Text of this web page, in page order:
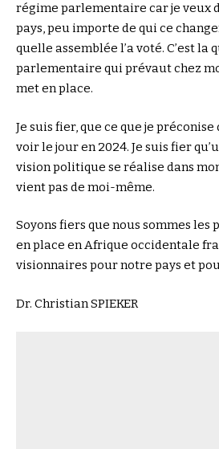
régime parlementaire car je veux
pays, peu importe de qui ce
quelle assemblée l’a voté. C’est
parlementaire qui prévaut chez
met en place.
Je suis fier, que ce que je
voir le jour en 2024. Je suis fier
vision politique se réalise dans
vient pas de moi-même.
Soyons fiers que nous sommes
en place en Afrique occidentale
visionnaires pour notre pays et
Dr. Christian SPIEKER